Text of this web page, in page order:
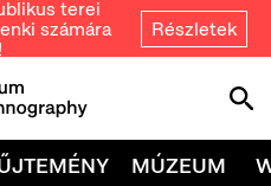
terei
számára
Részletek
MÚZEUM